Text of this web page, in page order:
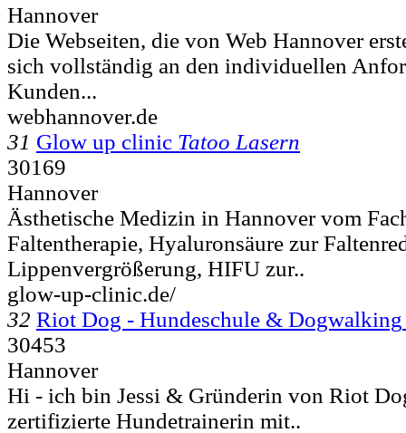
Hannover
Die Webseiten, die von Web Hannover
sich vollständig an den individuellen
Kunden...
webhannover.de
31 Glow up clinic Tatoo Lasern
30169
Hannover
Ästhetische Medizin in Hannover vom
Faltentherapie, Hyaluronsäure zur
Lippenvergrößerung, HIFU zur..
glow-up-clinic.de/
32 Riot Dog - Hundeschule & Dogwalking
30453
Hannover
Hi - ich bin Jessi & Gründerin von Riot
zertifizierte Hundetrainerin mit..